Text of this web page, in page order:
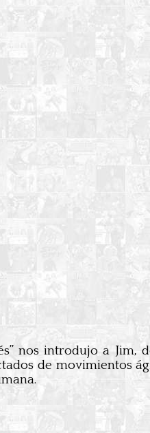
nos introdujo a
de movimientos